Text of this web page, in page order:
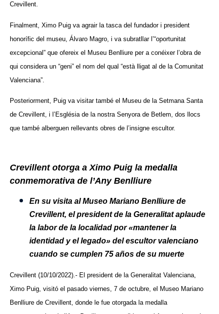
Crevillent.
Finalment, Ximo Puig va agrair la tasca del fundador i president
honorífic del museu, Álvaro Magro, i va subratllar l’“oportunitat
excepcional” que ofereix el Museu Benlliure per a conéixer l’obra de
qui considera un “geni” el nom del qual “està lligat al de la Comunitat
Valenciana”.
Posteriorment, Puig va visitar també el Museu de la Setmana Santa
de Crevillent, i l’Església de la nostra Senyora de Betlem, dos llocs
que també alberguen rellevants obres de l’insigne escultor.
Crevillent otorga a Ximo Puig la medalla
conmemorativa de l’Any Benlliure
En su visita al Museo Mariano Benlliure de
Crevillent, el president de la Generalitat aplaude
la labor de la localidad por «mantener la
identidad y el legado» del escultor valenciano
cuando se cumplen 75 años de su muerte
Crevillent (10/10/2022).- El president de la Generalitat Valenciana,
Ximo Puig, visitó el pasado viernes, 7 de octubre, el Museo Mariano
Benlliure de Crevillent, donde le fue otorgada la medalla